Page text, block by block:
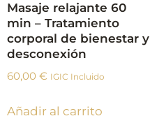
Masaje relajante 60
min – Tratamiento
corporal de bienestar y
desconexión
60,00 € IGIC Incluido
Añadir al carrito